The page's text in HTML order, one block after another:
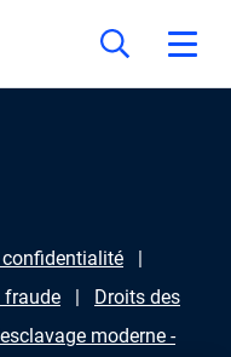
fraude
Droits des
moderne -